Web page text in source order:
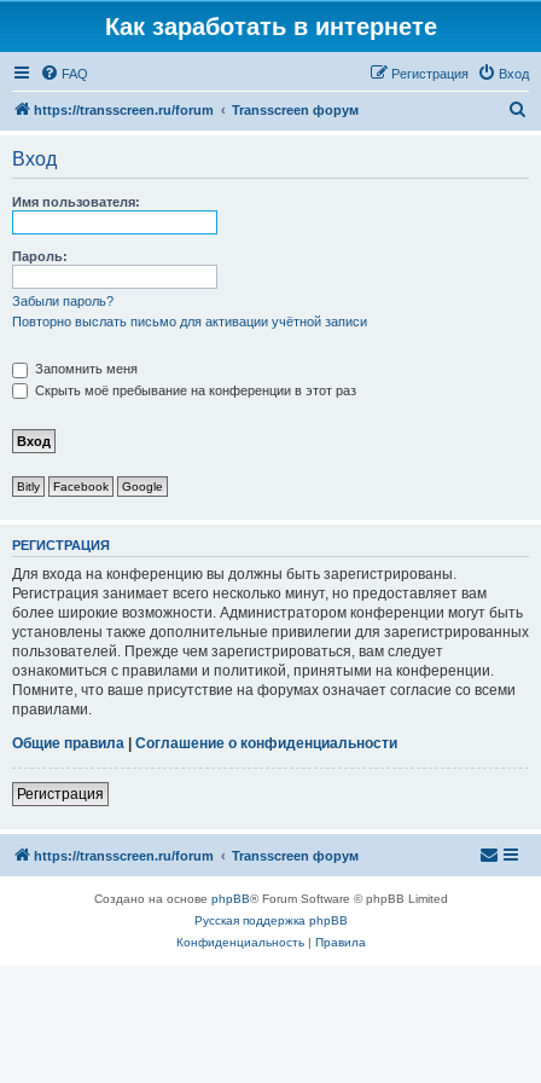
Как заработать в интернете
FAQ Вход
Регистрация
https://transscreen.ru/forum Transscreen форум
Вход
Имя пользователя:
Пароль:
Забыли пароль?
Повторно выслать письмо для активации учётной записи
Запомнить меня
Скрыть моё пребывание на конференции в этот раз
Bitly Facebook Google
РЕГИСТРАЦИЯ
Для входа на конференцию вы должны быть зарегистрированы.
Регистрация занимает всего несколько минут, но предоставляет вам
более широкие возможности. Администратором конференции могут быть
установлены также дополнительные привилегии для зарегистрированных
пользователей. Прежде чем зарегистрироваться, вам следует
ознакомиться с правилами и политикой, принятыми на конференции.
Помните, что ваше присутствие на форумах означает согласие со всеми
правилами.
Общие правила | Соглашение о конфиденциальности
Регистрация
https://transscreen.ru/forum Transscreen форум
Создано на основе phpBB® Forum Software © phpBB Limited
Русская поддержка phpBB
Конфиденциальность| Правила